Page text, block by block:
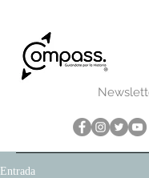
Entrada